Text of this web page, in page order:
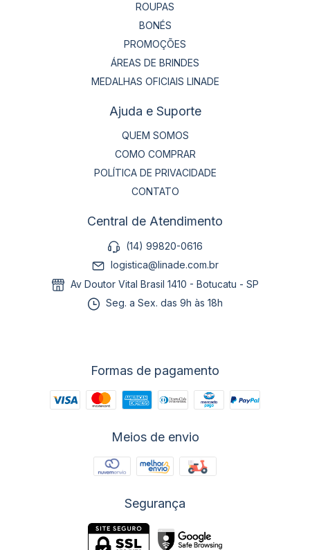
ROUPAS
BONÉS
PROMOÇÕES
ÁREAS DE BRINDES
MEDALHAS OFICIAIS LINADE
Ajuda e Suporte
QUEM SOMOS
COMO COMPRAR
POLÍTICA DE PRIVACIDADE
CONTATO
Central de Atendimento
(14) 99820-0616
logistica@linade.com.br
Av Doutor Vital Brasil 1410 - Botucatu - SP
Seg. a Sex. das 9h às 18h
Formas de pagamento
Meios de envio
Segurança